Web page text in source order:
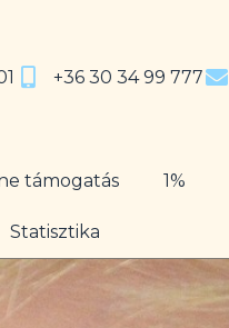
+36 30 34 99 777
támogatás 1%
Statisztika